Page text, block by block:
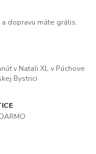
dopravu máte grátis.
v Natali XL v Púchove
Bystrici